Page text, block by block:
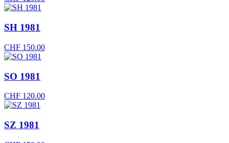
SH 1981
CHF 150.00
SO 1981
CHF 120.00
SZ 1981